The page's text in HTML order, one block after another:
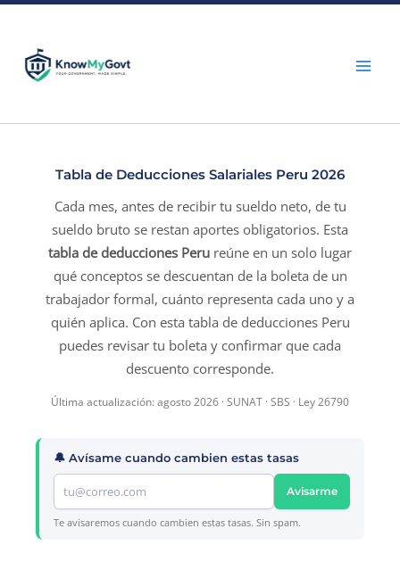
content
Tabla de Deducciones Salariales Peru 2026
Cada mes, antes de recibir tu sueldo neto, de tu
sueldo bruto se restan aportes obligatorios. Esta
tabla de deducciones Peru reúne en un solo lugar
qué conceptos se descuentan de la boleta de un
trabajador formal, cuánto representa cada uno y a
quién aplica. Con esta tabla de deducciones Peru
puedes revisar tu boleta y confirmar que cada
descuento corresponde.
Última actualización: agosto 2026 · SUNAT · SBS · Ley 26790
🔔 Avísame cuando cambien estas tasas
Avisarme
Te avisaremos cuando cambien estas tasas. Sin spam.